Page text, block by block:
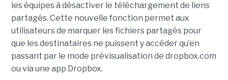
les équipes à désactiver le téléchargement de liens
partagés. Cette nouvelle fonction permet aux
utilisateurs de marquer les fichiers partagés pour
que les destinataires ne puissent y accéder qu’en
passant par le mode prévisualisation de dropbox.com
ou via une app Dropbox.